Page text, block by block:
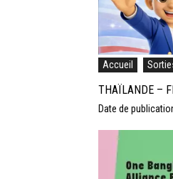
Accueil
THAÏLANDE –
Date de